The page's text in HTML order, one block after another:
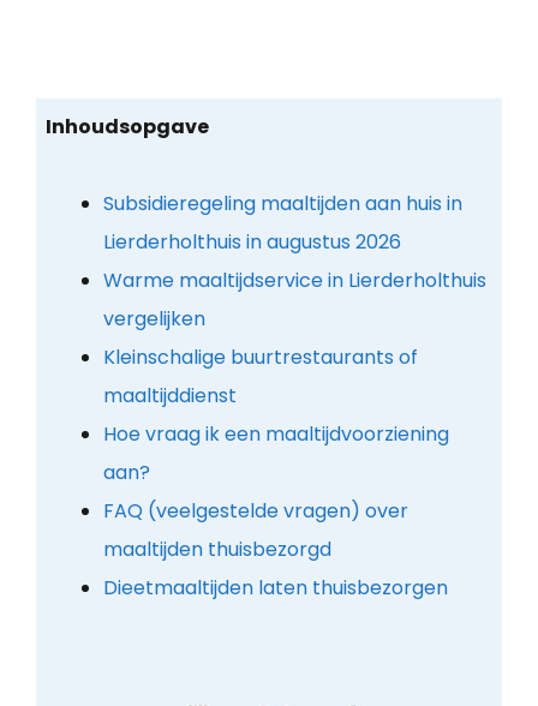
Inhoudsopgave
Subsidieregeling maaltijden aan huis in
Lierderholthuis in augustus 2026
Warme maaltijdservice in Lierderholthuis
vergelijken
Kleinschalige buurtrestaurants of
maaltijddienst
Hoe vraag ik een maaltijdvoorziening
aan?
FAQ (veelgestelde vragen) over
maaltijden thuisbezorgd
Dieetmaaltijden laten thuisbezorgen